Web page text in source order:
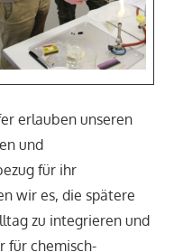
erlauben unseren
und
für ihr
wir es, die spätere
zu integrieren und
für chemisch-